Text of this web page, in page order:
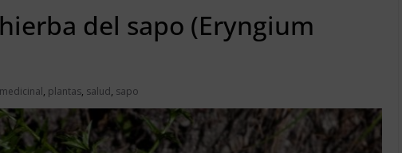
del sapo (Eryngium
medicinal, plantas, salud, sapo